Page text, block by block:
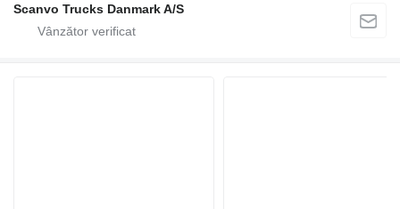
Scanvo Trucks Danmark A/S